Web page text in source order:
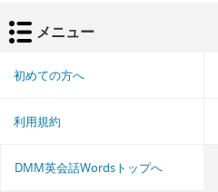
メニュー
初めての方へ
利用規約
DMM英会話Wordsトップへ